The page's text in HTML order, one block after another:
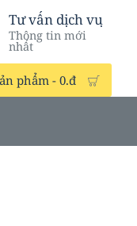
Tư vấn dịch vụ
Thông tin mới
nhất
phẩm - 0.đ